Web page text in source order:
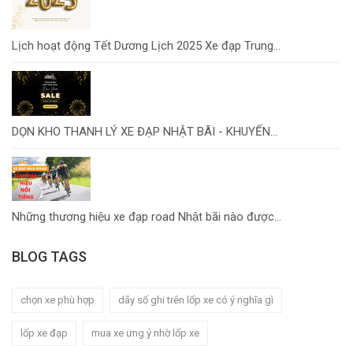
Lịch hoạt động Tết Dương Lịch 2025 Xe đạp Trung...
DỌN KHO THANH LÝ XE ĐẠP NHẬT BÃI - KHUYẾN...
Những thương hiệu xe đạp road Nhật bãi nào được...
BLOG TAGS
chọn xe phù hợp dãy số ghi trên lốp xe có ý nghĩa gì
lốp xe đạp mua xe ưng ý nhờ lốp xe